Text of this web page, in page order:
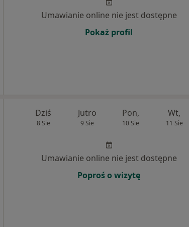
Umawianie online nie jest dostępne
Pokaż profil
Dziś
8 Sie
Jutro
9 Sie
Pon,
10 Sie
Wt,
11 Sie
Umawianie online nie jest dostępne
Poproś o wizytę